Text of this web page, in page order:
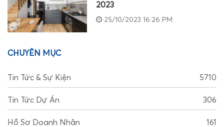
2023
25/10/2023 16:26 PM
CHUYÊN MỤC
Tin Tức & Sự Kiện 5710
Tin Tức Dự Án 306
Hồ Sơ Doanh Nhân 161